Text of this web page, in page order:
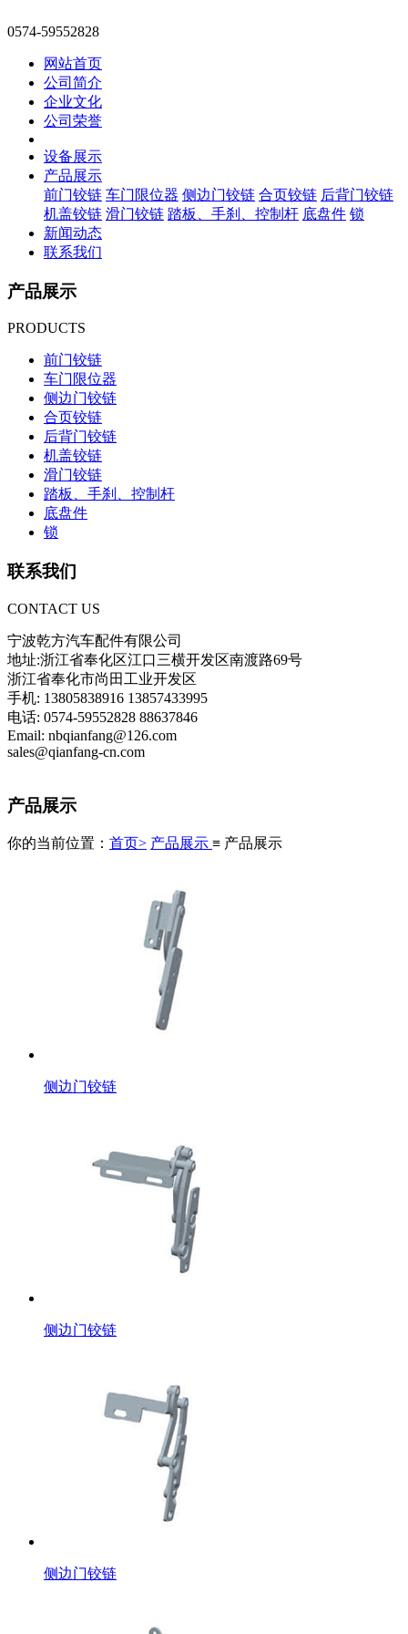
0574-59552828
网站首页
公司简介
企业文化
公司荣誉
设备展示
产品展示
前门铰链 车门限位器 侧边门铰链 合页铰链 后背门铰链
机盖铰链 滑门铰链 踏板、手刹、控制杆 底盘件 锁
新闻动态
联系我们
产品展示
PRODUCTS
前门铰链
车门限位器
侧边门铰链
合页铰链
后背门铰链
机盖铰链
滑门铰链
踏板、手刹、控制杆
底盘件
锁
联系我们
CONTACT US
宁波乾方汽车配件有限公司
地址:浙江省奉化区江口三横开发区南渡路69号
浙江省奉化市尚田工业开发区
手机: 13805838916 13857433995
电话: 0574-59552828 88637846
Email: nbqianfang@126.com
sales@qianfang-cn.com
产品展示
你的当前位置： 首页> 产品展示 ≡ 产品展示
侧边门铰链
侧边门铰链
侧边门铰链